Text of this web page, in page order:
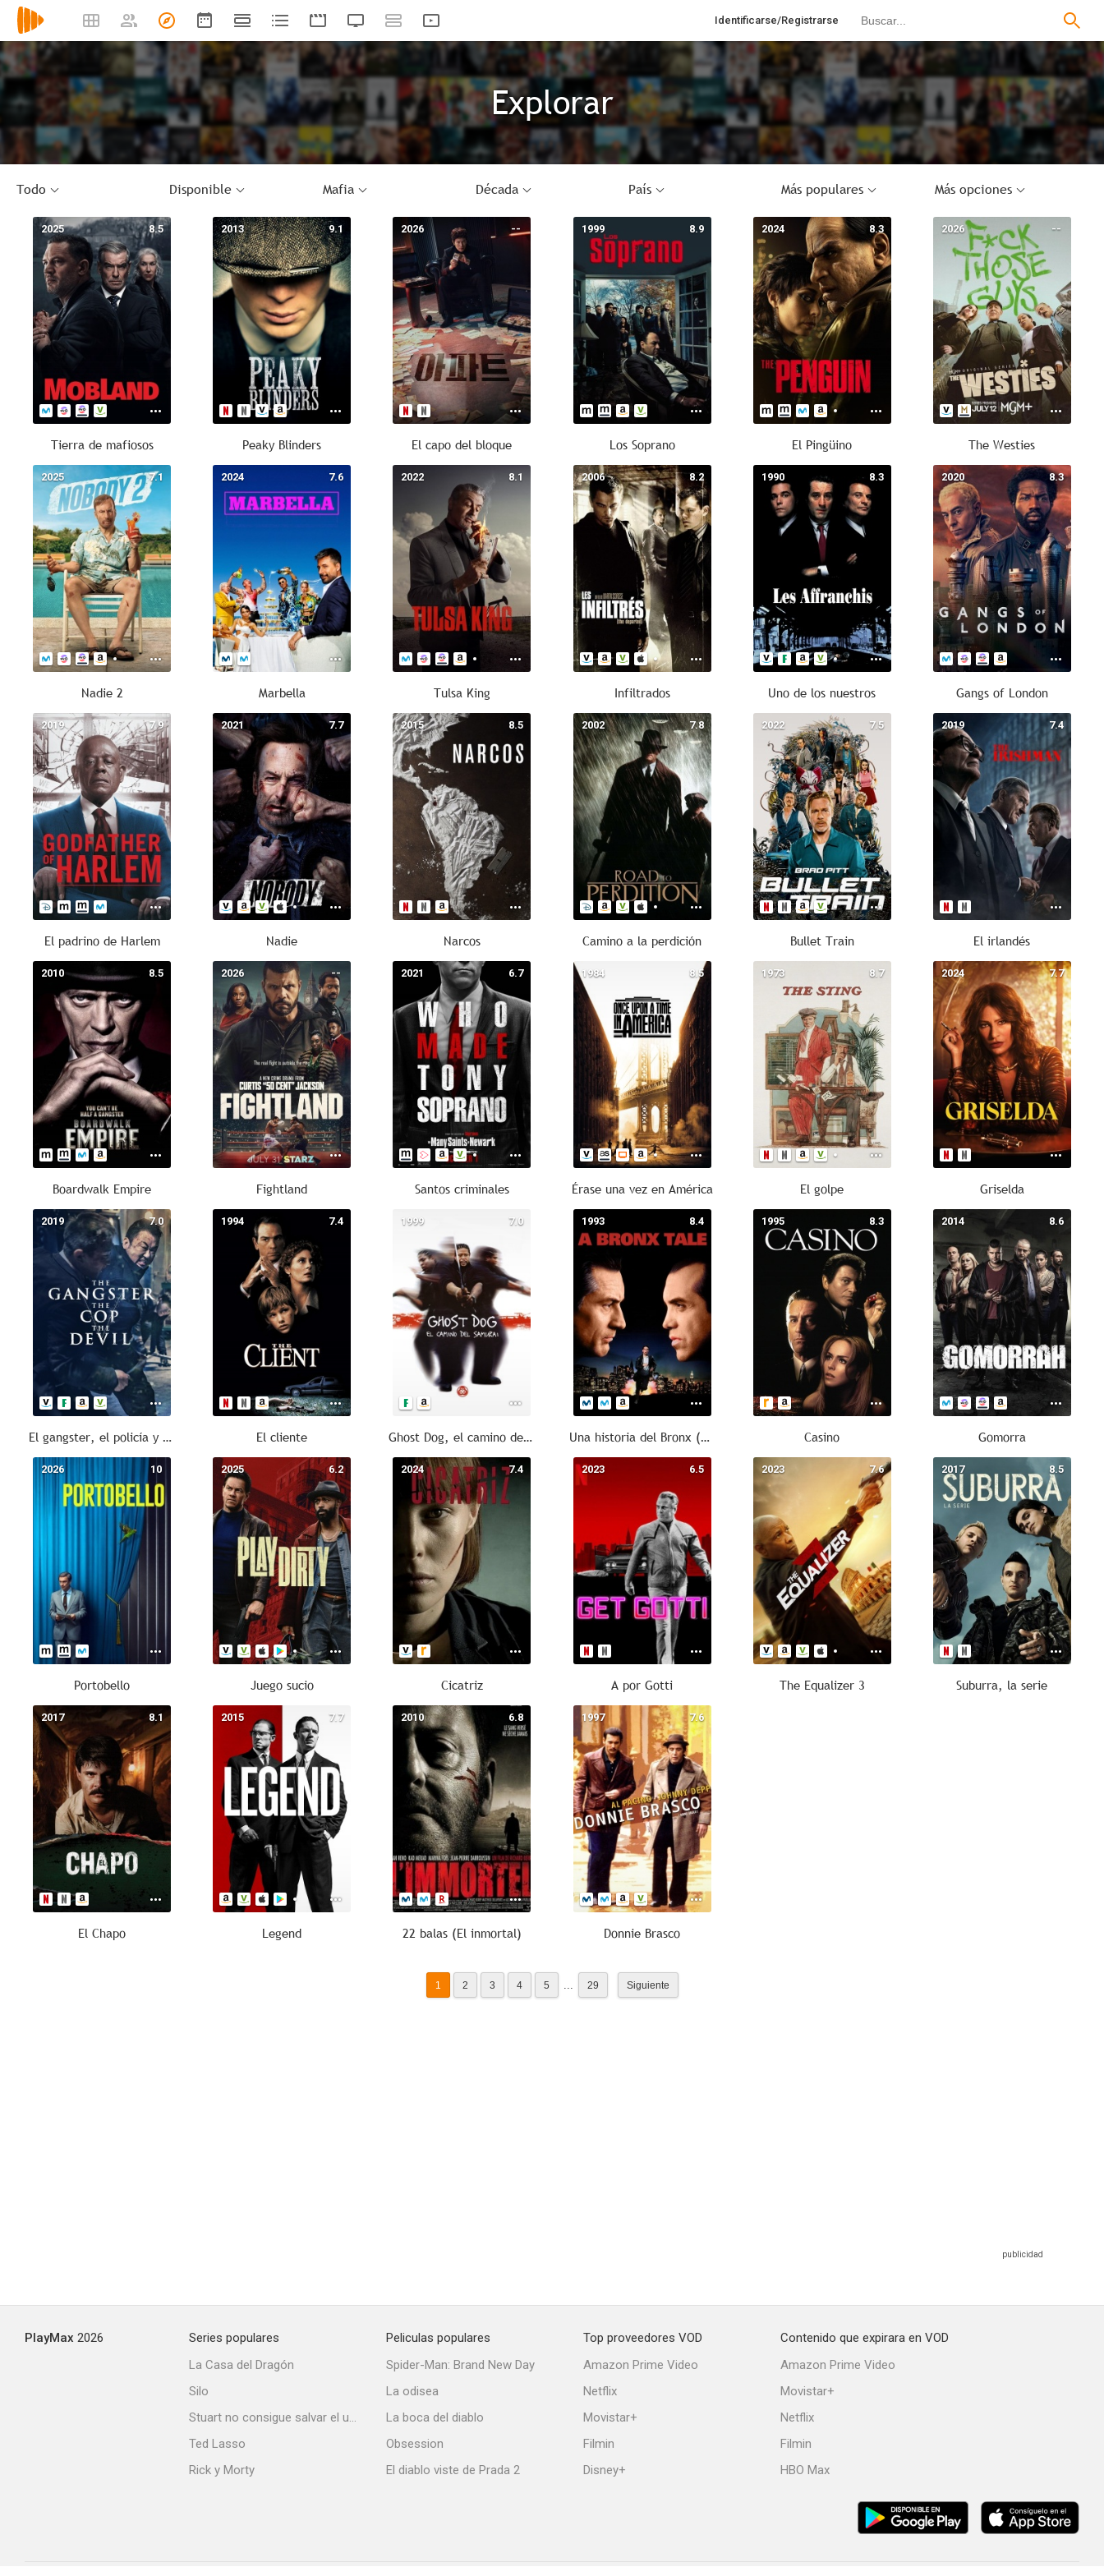
Identificarse/Registrarse
Explorar
Todo Disponible Mafia Década País Más populares Más opciones
8.5
2025
Tierra de mafiosos
9.1
2013
Peaky Blinders
--
2026
El capo del bloque
8.9
1999
Los Soprano
8.3
2024
El Pingüino
--
2026
The Westies
7.1
2025
Nadie 2
7.6
2024
Marbella
8.1
2022
Tulsa King
8.2
2006
Infiltrados
8.3
1990
Uno de los nuestros
8.3
2020
Gangs of London
7.9
2019
El padrino de Harlem
7.7
2021
Nadie
8.5
2015
Narcos
7.8
2002
Camino a la perdición
7.5
2022
Bullet Train
7.4
2019
El irlandés
8.5
2010
Boardwalk Empire
--
2026
Fightland
6.7
2021
Santos criminales
8.5
1984
Érase una vez en América
8.7
1973
El golpe
7.7
2024
Griselda
7.0
2019
El gangster, el policía y el diablo
7.4
1994
El cliente
7.0
1999
Ghost Dog, el camino del samurái
8.4
1993
Una historia del Bronx (A Bronx Tale)
8.3
1995
Casino
8.6
2014
Gomorra
10
2026
Portobello
6.2
2025
Juego sucio
7.4
2024
Cicatriz
6.5
2023
A por Gotti
7.6
2023
The Equalizer 3
8.5
2017
Suburra, la serie
8.1
2017
El Chapo
7.7
2015
Legend
6.8
2010
22 balas (El inmortal)
7.6
1997
Donnie Brasco
1 2 3 4 5 ... 29 Siguiente
PlayMax 2026
Series populares
La Casa del Dragón
Silo
Stuart no consigue salvar el universo
Ted Lasso
Rick y Morty
Peliculas populares
Spider-Man: Brand New Day
La odisea
La boca del diablo
Obsession
El diablo viste de Prada 2
Top proveedores VOD
Amazon Prime Video
Netflix
Movistar+
Filmin
Disney+
Contenido que expirara en VOD
Amazon Prime Video
Movistar+
Netflix
Filmin
HBO Max